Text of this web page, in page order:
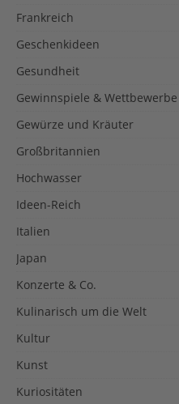
Frankreich
Geschenkideen
Gesundheit
Gewinnspiele & Wettbewerbe
Gewürze und Kräuter
Großbritannien
Hochwasser
Ideen-Reich
Italien
Japan
Konzerte & Co.
Kulinarisch um die Welt
Kultur
Kunst
Kuriositäten